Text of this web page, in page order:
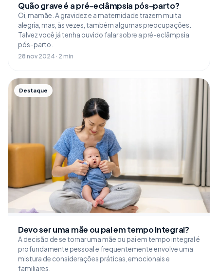
Quão grave é a pré-eclâmpsia pós-parto?
Oi, mamãe. A gravidez e a maternidade trazem muita
alegria, mas, às vezes, também algumas preocupações.
Talvez você já tenha ouvido falar sobre a pré-eclâmpsia
pós-parto.
28 nov 2024 · 2 min
Destaque
Devo ser uma mãe ou pai em tempo integral?
A decisão de se tornar uma mãe ou pai em tempo integral é
profundamente pessoal e frequentemente envolve uma
mistura de considerações práticas, emocionais e
familiares.